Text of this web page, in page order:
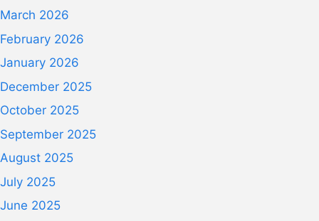
March 2026
February 2026
January 2026
December 2025
October 2025
September 2025
August 2025
July 2025
June 2025